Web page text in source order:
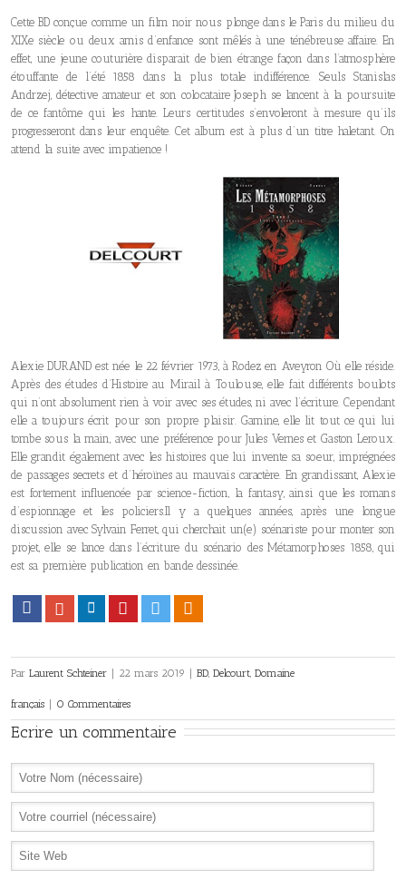
Cette BD conçue comme un film noir nous plonge dans le Paris du milieu du
XIXe siècle ou deux amis d’enfance sont mêlés à une ténébreuse affaire. En
effet, une jeune couturière disparait de bien étrange façon dans l’atmosphère
étouffante de l’été 1858 dans la plus totale indifférence. Seuls Stanislas
Andrzej, détective amateur et son colocataire Joseph se lancent à la poursuite
de ce fantôme qui les hante. Leurs certitudes s’envoleront à mesure qu’ils
progresseront dans leur enquête. Cet album est à plus d’un titre haletant. On
attend la suite avec impatience !
Alexie DURAND est née le 22 février 1973, à Rodez en Aveyron Où elle réside.
Après des études d’Histoire au Mirail à Toulouse, elle fait différents boulots
qui n’ont absolument rien à voir avec ses études, ni avec l’écriture. Cependant
elle a toujours écrit pour son propre plaisir. Gamine, elle lit tout ce qui lui
tombe sous la main, avec une préférence pour Jules Vernes et Gaston Leroux.
Elle grandit également avec les histoires que lui invente sa soeur, imprégnées
de passages secrets et d’héroïnes au mauvais caractère. En grandissant, Alexie
est fortement influencée par science-fiction, la fantasy, ainsi que les romans
d’espionnage et les policiers.Il y a quelques années, après une longue
discussion avec Sylvain Ferret, qui cherchait un(e) scénariste pour monter son
projet, elle se lance dans l’écriture du scénario des Métamorphoses 1858, qui
est sa première publication en bande dessinée.
Facebook Google+
Par Laurent Schteiner 22 mars 2019 BD, Delcourt, Domaine
français 0 Commentaires
Ecrire un commentaire